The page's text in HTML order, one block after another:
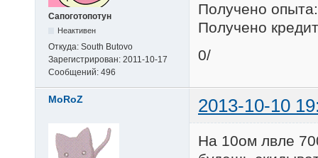
Сапоготопотун
Неактивен
Откуда: South Butovo
Зарегистрирован: 2011-10-17
Сообщений: 496
Получено
Получено
0/
MoRoZ 2013-10-10
На 10ом лвле